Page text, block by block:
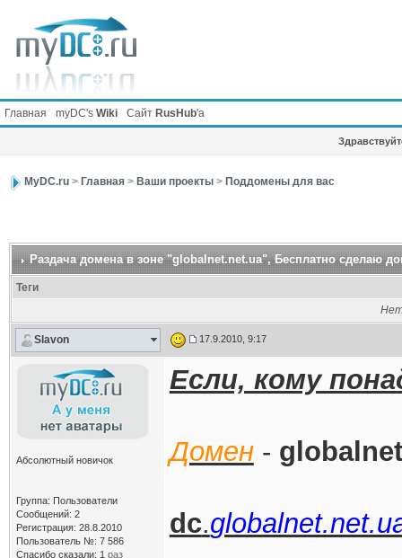
Главная myDC's Wiki Сайт RusHub'а
MyDC.ru> Главная> Ваши проекты> Поддомены для вас
Раздача домена в зоне "globalnet.net.ua", Бесплатно сделаю
Теги
Slavon 17.9.2010, 9:17
Абсолютный новичок
Группа: Пользователи
Сообщений: 2
Регистрация: 28.8.2010
Пользователь №: 7 586
Спасибо сказали: 1 раз
Если, кому
Домен-
dc.